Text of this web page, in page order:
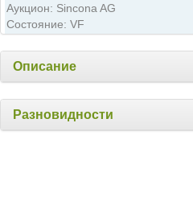
Аукцион: Sincona AG
Состояние: VF
Описание
Разновидности